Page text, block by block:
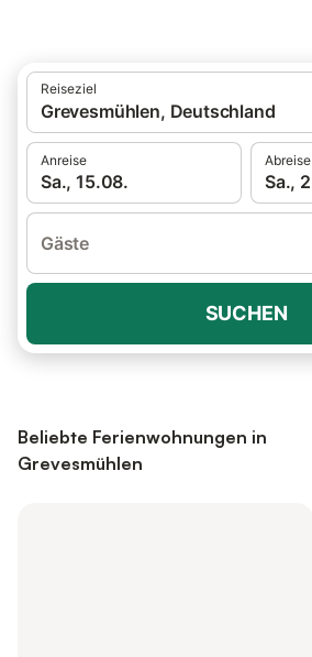
Reiseziel
Grevesmühlen, Deutschland
Anreise
Sa., 15.08.
Abreise
Sa.,
Gäste
SUCHEN
Beliebte Ferienwohnungen in
Grevesmühlen